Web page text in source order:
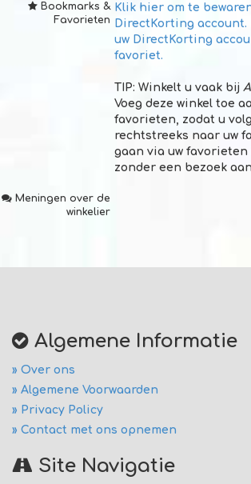
Bookmarks &
Favorieten
Klik hier om te
DirectKorting account.
uw DirectKorting
favoriet.
TIP: Winkelt u vaak bij
Voeg deze winkel toe
favorieten, zodat u
rechtstreeks naar uw
gaan via uw favorieten
zonder een bezoek
Meningen over de
winkelier
Algemene Informatie
» Over ons
» Algemene Voorwaarden
» Privacy Policy
» Contact met ons opnemen
Site Navigatie